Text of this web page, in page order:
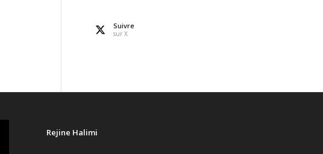
Suivre
sur X
Rejine Halimi